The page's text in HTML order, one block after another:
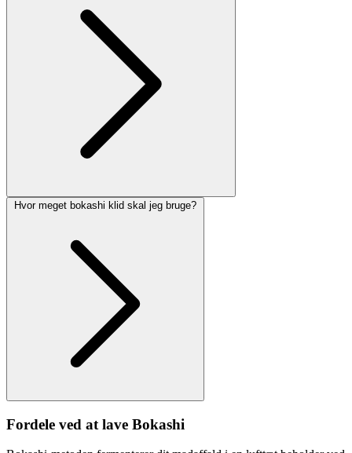
Hvor meget bokashi klid skal jeg bruge?
Fordele ved at lave Bokashi